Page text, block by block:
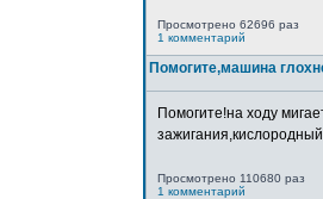
Просмотрено 62696 раз
1 комментарий
Помогите,машина
Помогите!на ходу
Просмотрено 110680 раз
1 комментарий